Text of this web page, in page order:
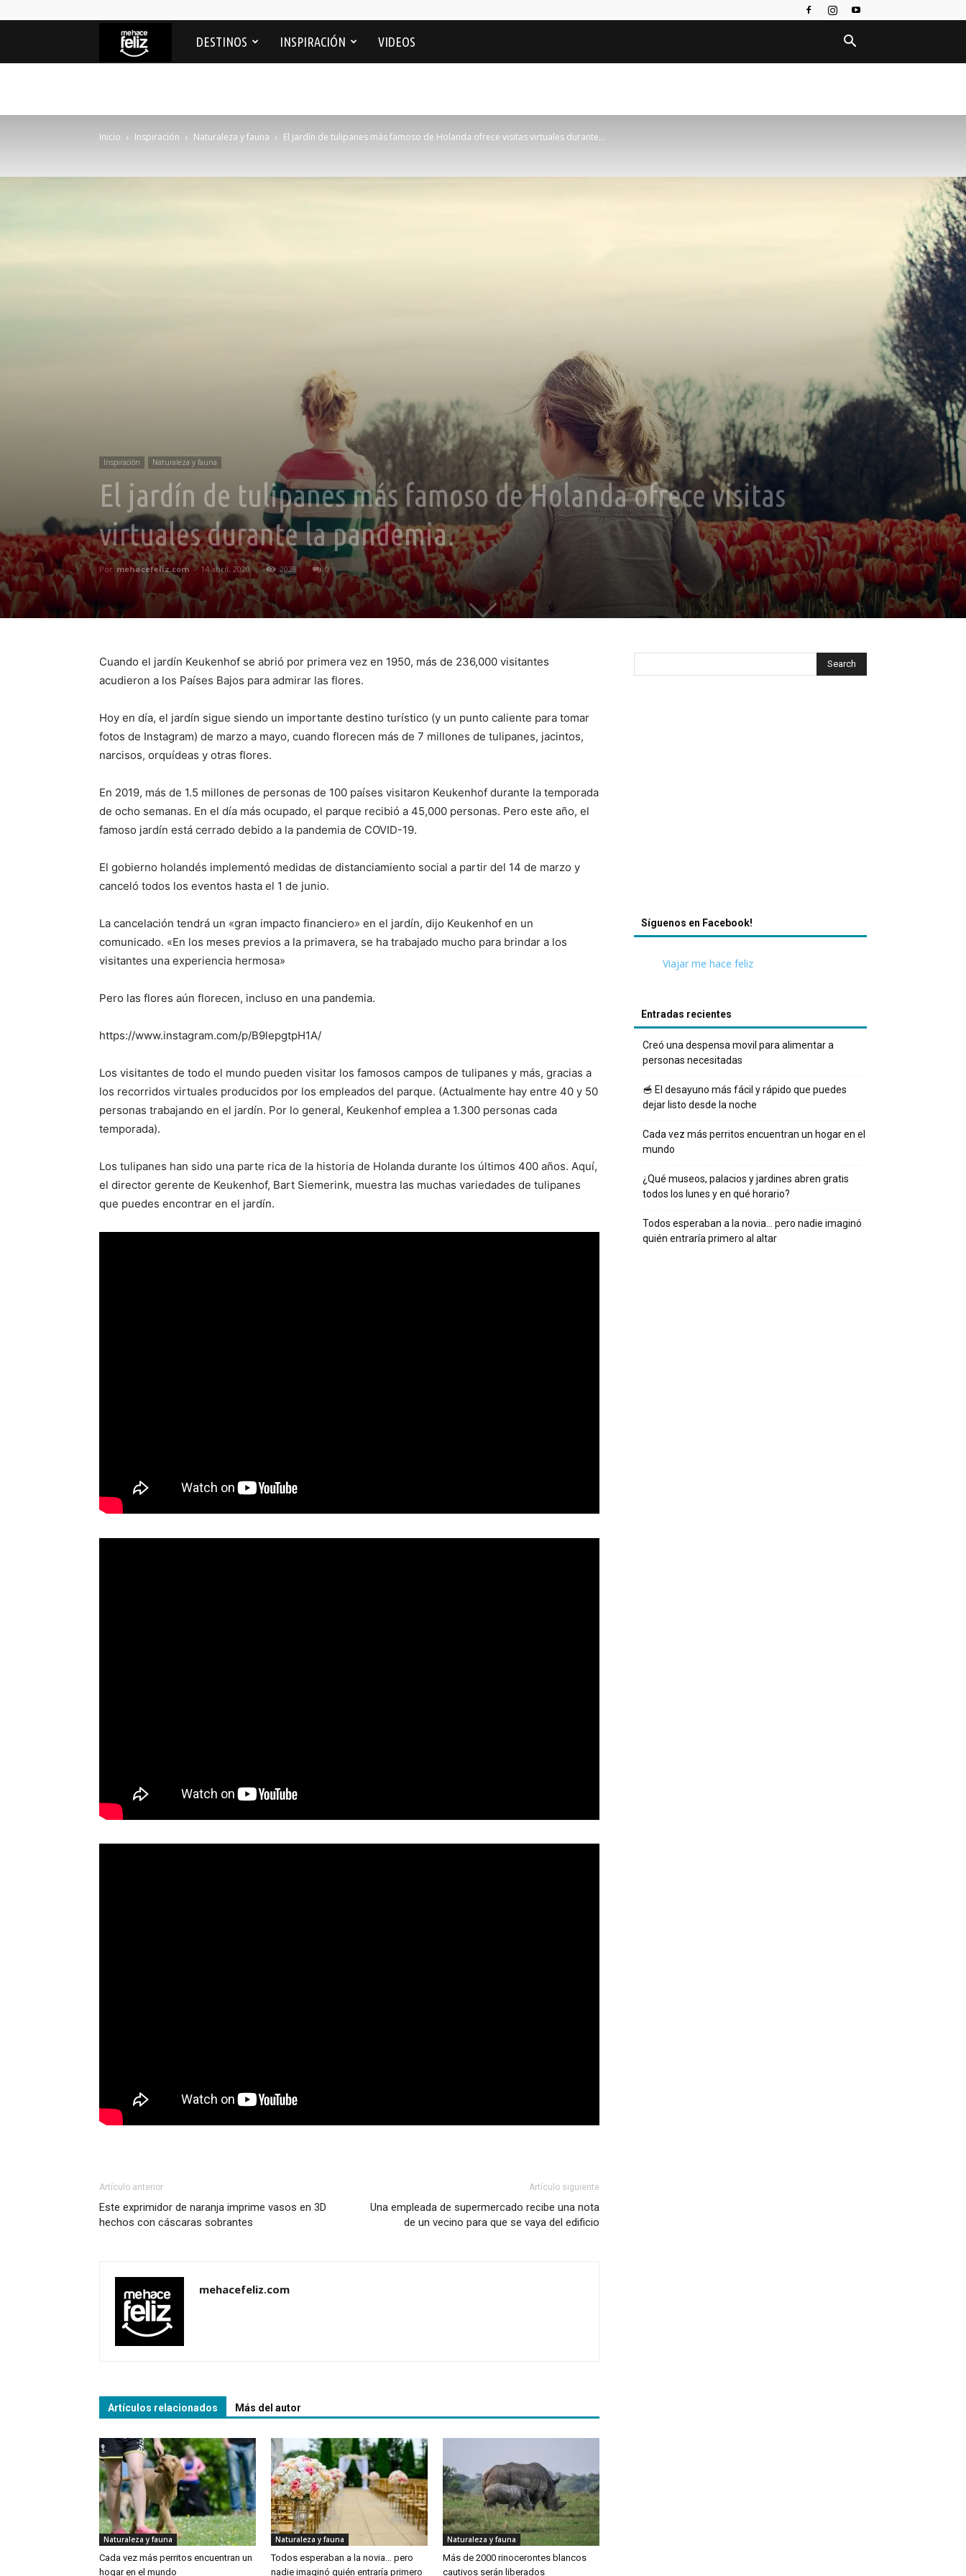
MeDESTINOS INSPIRACIÓN VIDEOS
Inicio Inspiración Naturaleza y fauna El jardín de tulipanes más famoso de Holanda ofrece visitas virtuales durante...
Inspiración Naturaleza y fauna
El jardín de tulipanes más famoso de Holanda ofrece visitas
virtuales durante la pandemia.
Por mehacefeliz.com - 14 abril, 2020 2028 0
Cuando el jardín Keukenhof se abrió por primera vez en 1950, más de 236,000 visitantes
acudieron a los Países Bajos para admirar las flores.
Hoy en día, el jardín sigue siendo un importante destino turístico (y un punto caliente para tomar
fotos de Instagram) de marzo a mayo, cuando florecen más de 7 millones de tulipanes, jacintos,
narcisos, orquídeas y otras flores.
En 2019, más de 1.5 millones de personas de 100 países visitaron Keukenhof durante la temporada
de ocho semanas. En el día más ocupado, el parque recibió a 45,000 personas. Pero este año, el
famoso jardín está cerrado debido a la pandemia de COVID-19.
El gobierno holandés implementó medidas de distanciamiento social a partir del 14 de marzo y
canceló todos los eventos hasta el 1 de junio.
La cancelación tendrá un «gran impacto financiero» en el jardín, dijo Keukenhof en un
comunicado. «En los meses previos a la primavera, se ha trabajado mucho para brindar a los
visitantes una experiencia hermosa»
Pero las flores aún florecen, incluso en una pandemia.
https://www.instagram.com/p/B9lepgtpH1A/
Los visitantes de todo el mundo pueden visitar los famosos campos de tulipanes y más, gracias a
los recorridos virtuales producidos por los empleados del parque. (Actualmente hay entre 40 y 50
personas trabajando en el jardín. Por lo general, Keukenhof emplea a 1.300 personas cada
temporada).
Los tulipanes han sido una parte rica de la historia de Holanda durante los últimos 400 años. Aquí,
el director gerente de Keukenhof, Bart Siemerink, muestra las muchas variedades de tulipanes
que puedes encontrar en el jardín.
Artículo anterior
Este exprimidor de naranja imprime vasos en 3D
hechos con cáscaras sobrantes
Artículo siguiente
Una empleada de supermercado recibe una nota
de un vecino para que se vaya del edificio
mehacefeliz.com
Artículos relacionados Más del autor
Naturaleza y fauna
Cada vez más perritos encuentran un
hogar en el mundo
Naturaleza y fauna
Todos esperaban a la novia… pero
nadie imaginó quién entraría primero
Naturaleza y fauna
Más de 2000 rinocerontes blancos
cautivos serán liberados
Síguenos en Facebook!
Viajar me hace feliz
Entradas recientes
Creó una despensa movil para alimentar a
personas necesitadas
🥣 El desayuno más fácil y rápido que puedes
dejar listo desde la noche
Cada vez más perritos encuentran un hogar en el
mundo
¿Qué museos, palacios y jardines abren gratis
todos los lunes y en qué horario?
Todos esperaban a la novia… pero nadie imaginó
quién entraría primero al altar